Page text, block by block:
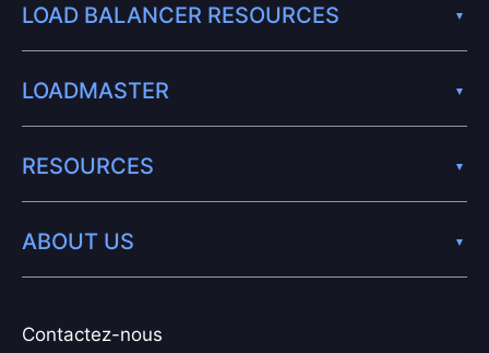
Contactez-nous
LOAD BALANCER RESOURCES
LOADMASTER
RESOURCES
ABOUT US